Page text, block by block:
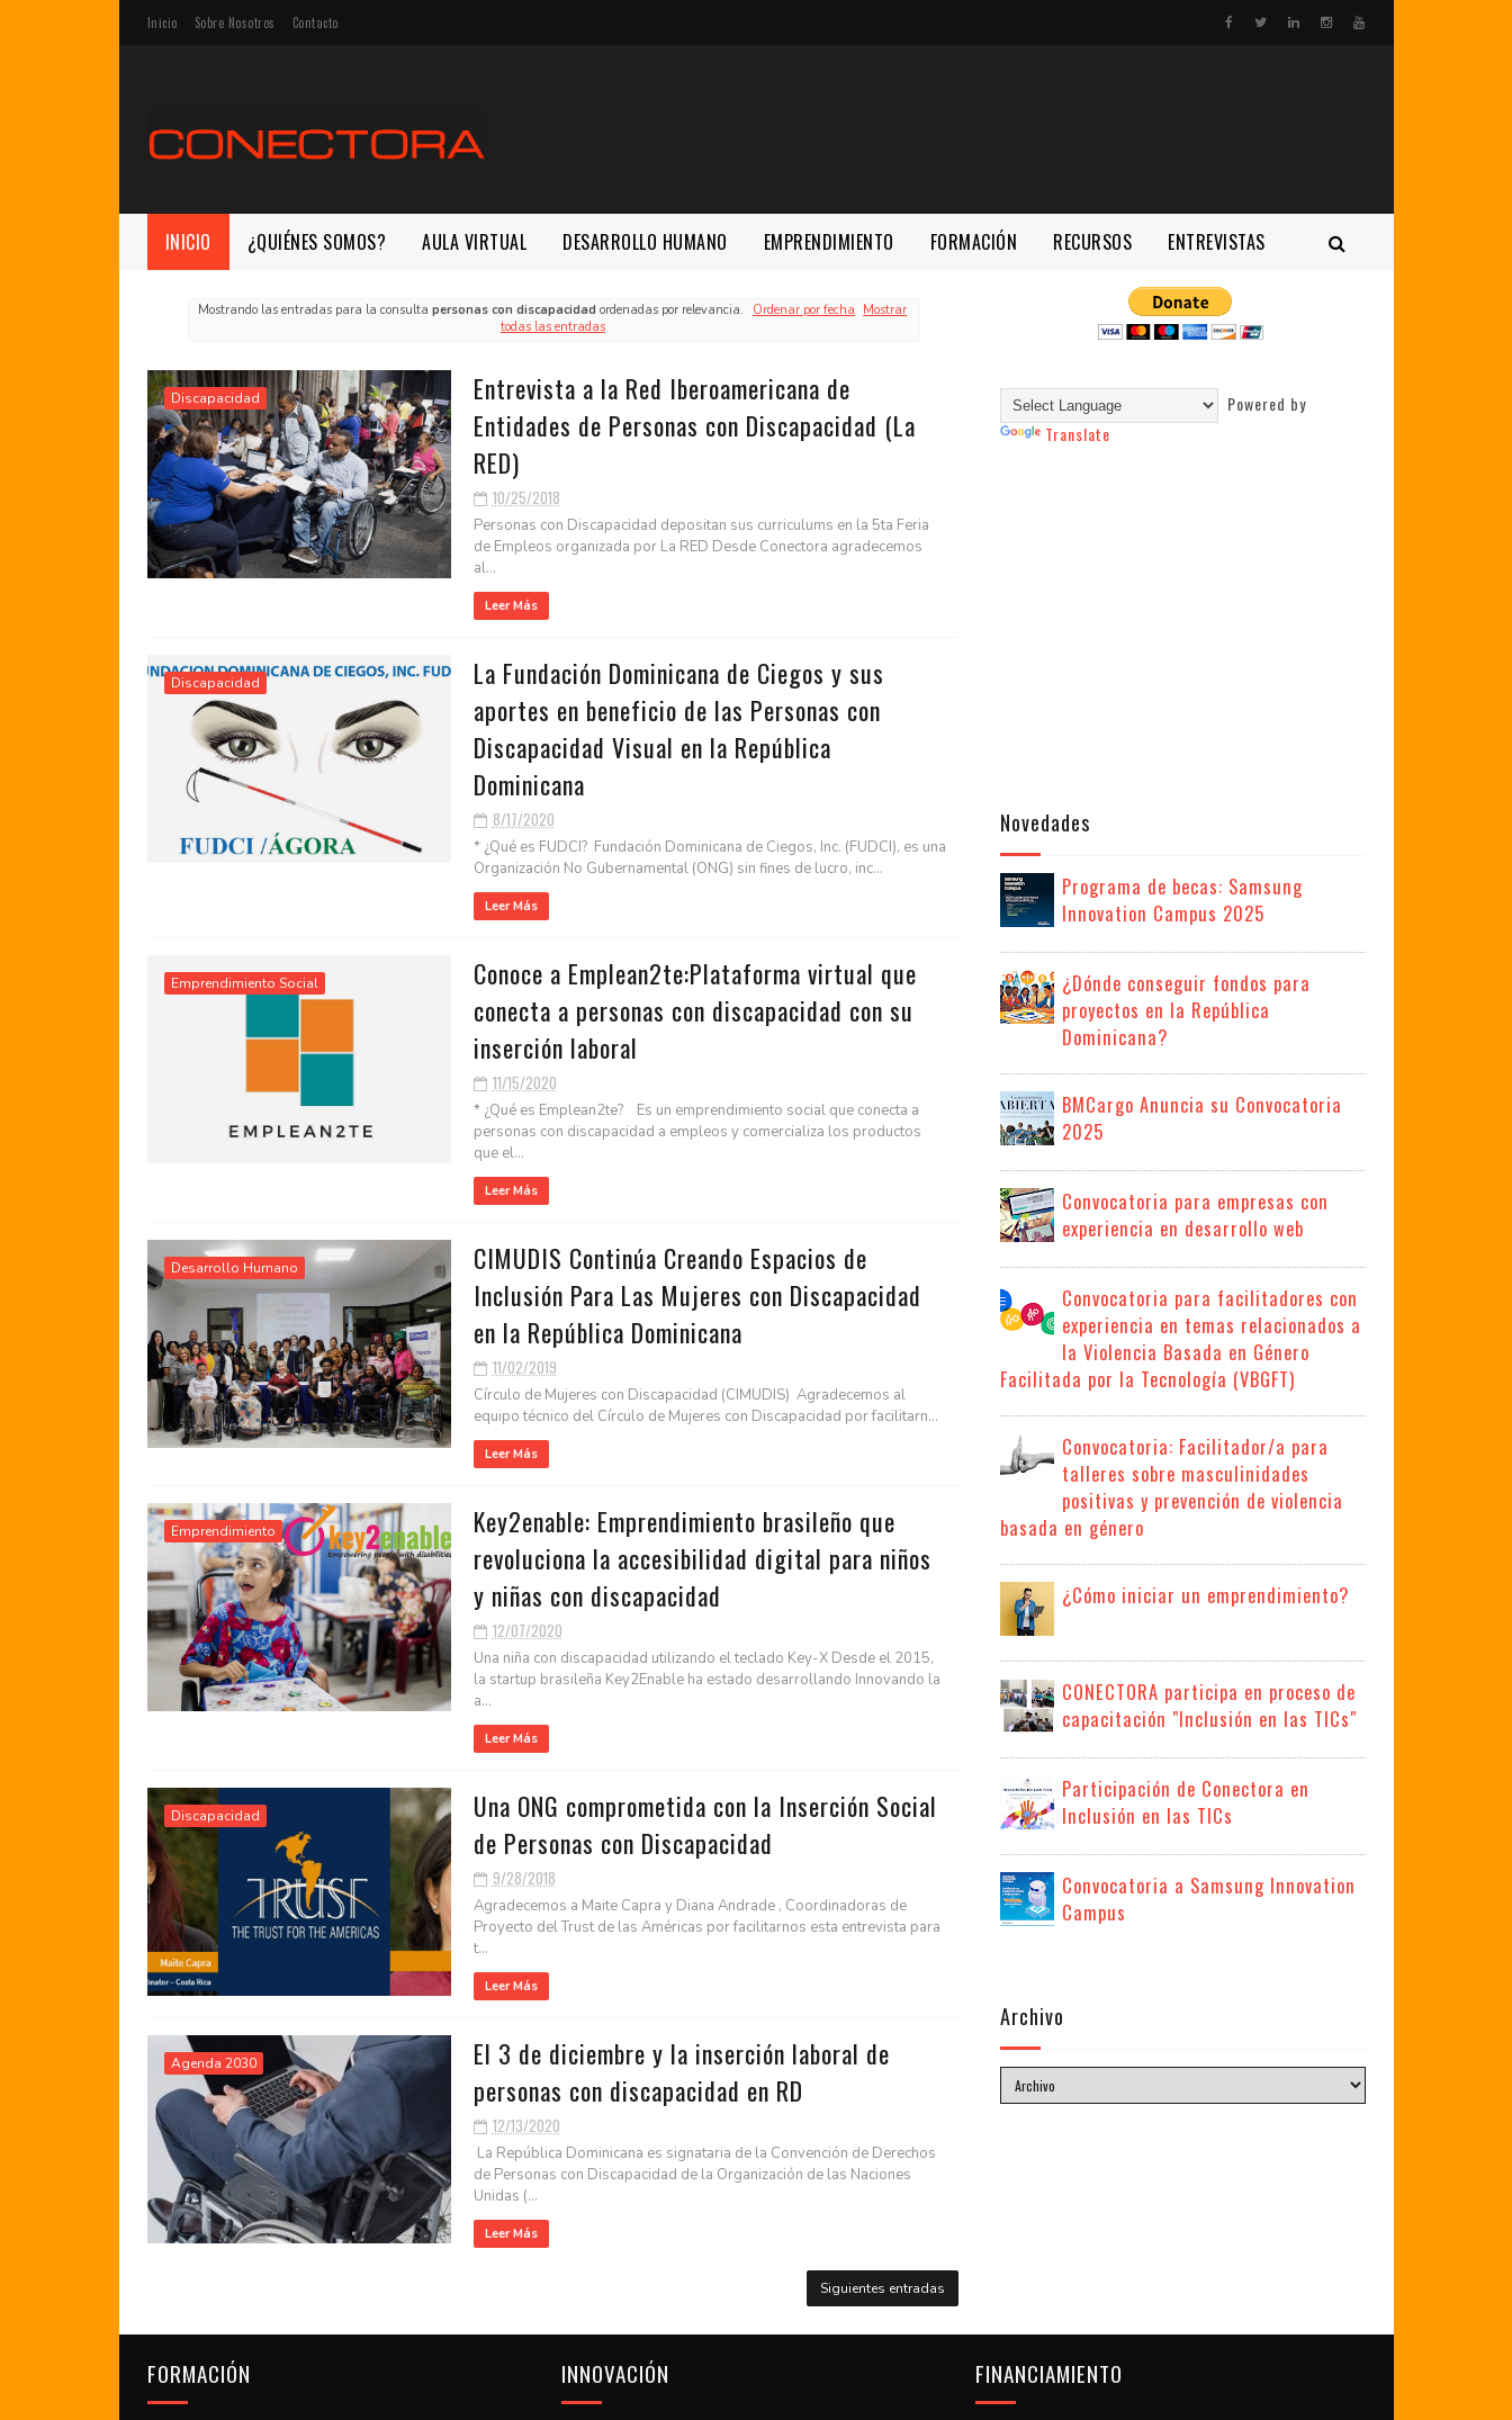
Inicio Sobre Nosotros Contacto
INICIO ¿QUIÉNES SOMOS? AULA VIRTUAL DESARROLLO HUMANO EMPRENDIMIENTO FORMACIÓN RECURSOS ENTREVISTAS
Mostrando las entradas para la consultapersonas con discapacidad ordenadas por relevancia. Ordenar por fecha Mostrar
todas las entradas
Discapacidad
Entrevista a la Red Iberoamericana de
Entidades de Personas con Discapacidad (La
RED)
10/25/2018
Personas con Discapacidad depositan sus curriculums en la 5ta Feria
de Empleos organizada por La RED Desde Conectora agradecemos
al...
Leer Más
Discapacidad
La Fundación Dominicana de Ciegos y sus
aportes en beneficio de las Personas con
Discapacidad Visual en la República
Dominicana
8/17/2020
* ¿Qué es FUDCI? Fundación Dominicana de Ciegos, Inc. (FUDCI), es una
Organización No Gubernamental (ONG) sin fines de lucro, inc...
Leer Más
Emprendimiento Social
Conoce a Emplean2te:Plataforma virtual que
conecta a personas con discapacidad con su
inserción laboral
11/15/2020
* ¿Qué es Emplean2te? Es un emprendimiento social que conecta a
personas con discapacidad a empleos y comercializa los productos
que el...
Leer Más
Desarrollo Humano
CIMUDIS Continúa Creando Espacios de
Inclusión Para Las Mujeres con Discapacidad
en la República Dominicana
11/02/2019
Círculo de Mujeres con Discapacidad (CIMUDIS) Agradecemos al
equipo técnico del Círculo de Mujeres con Discapacidad por facilitarn...
Leer Más
Emprendimiento
Key2enable: Emprendimiento brasileño que
revoluciona la accesibilidad digital para niños
y niñas con discapacidad
12/07/2020
Una niña con discapacidad utilizando el teclado Key-X Desde el 2015,
la startup brasileña Key2Enable ha estado desarrollando Innovando la
a...
Leer Más
Discapacidad
Una ONG comprometida con la Inserción Social
de Personas con Discapacidad
9/28/2018
Agradecemos a Maite Capra y Diana Andrade , Coordinadoras de
Proyecto del Trust de las Américas por facilitarnos esta entrevista para
t...
Leer Más
Agenda 2030
El 3 de diciembre y la inserción laboral de
personas con discapacidad en RD
12/13/2020
La República Dominicana es signataria de la Convención de Derechos
de Personas con Discapacidad de la Organización de las Naciones
Unidas (...
Leer Más
Siguientes entradas
Powered by
Translate
Novedades
Programa de becas: Samsung
Innovation Campus 2025
¿Dónde conseguir fondos para
proyectos en la República
Dominicana?
BMCargo Anuncia su Convocatoria
2025
Convocatoria para empresas con
experiencia en desarrollo web
Convocatoria para facilitadores con
experiencia en temas relacionados a
la Violencia Basada en Género
Facilitada por la Tecnología (VBGFT)
Convocatoria: Facilitador/a para
talleres sobre masculinidades
positivas y prevención de violencia
basada en género
¿Cómo iniciar un emprendimiento?
CONECTORA participa en proceso de
capacitación "Inclusión en las TICs"
Participación de Conectora en
Inclusión en las TICs
Convocatoria a Samsung Innovation
Campus
Archivo
FORMACIÓN INNOVACIÓN FINANCIAMIENTO